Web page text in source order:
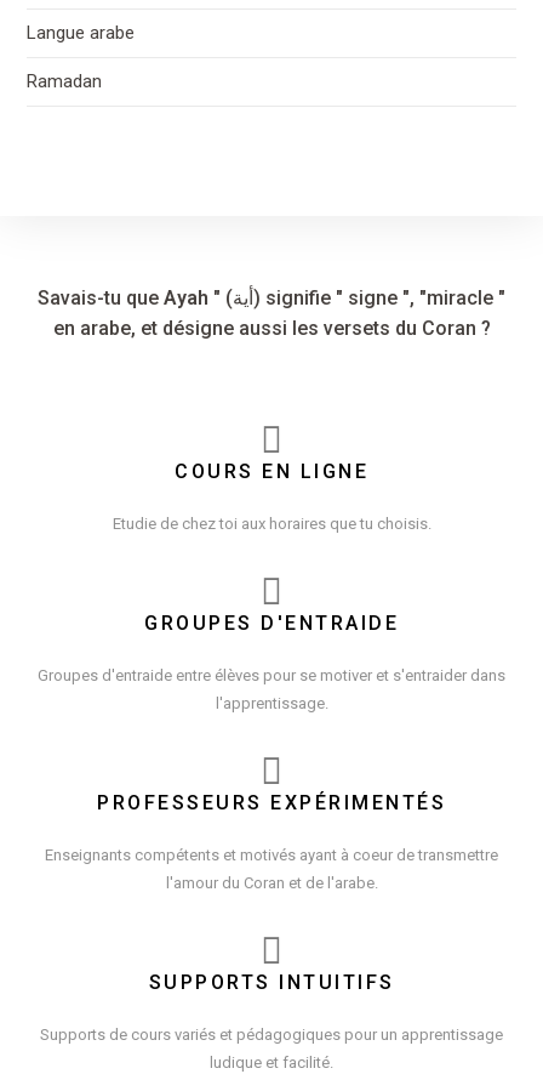
Langue arabe
Ramadan
Savais-tu que Ayah " (أية) signifie " signe ", "miracle "
en arabe, et désigne aussi les versets du Coran ?
COURS EN LIGNE
Etudie de chez toi aux horaires que tu choisis.
GROUPES D'ENTRAIDE
Groupes d'entraide entre élèves pour se motiver et s'entraider dans
l'apprentissage.
PROFESSEURS EXPÉRIMENTÉS
Enseignants compétents et motivés ayant à coeur de transmettre
l'amour du Coran et de l'arabe.
SUPPORTS INTUITIFS
Supports de cours variés et pédagogiques pour un apprentissage
ludique et facilité.